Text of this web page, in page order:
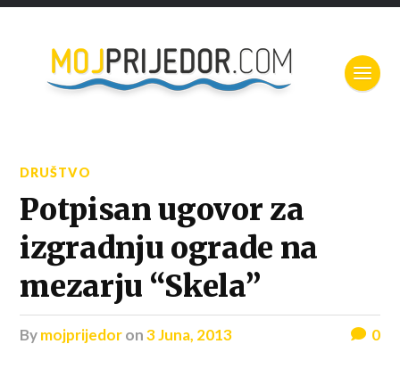
DRUŠTVO
Potpisan ugovor za
izgradnju ograde na
mezarju “Skela”
bymojprijedoron3 Juna, 2013 0